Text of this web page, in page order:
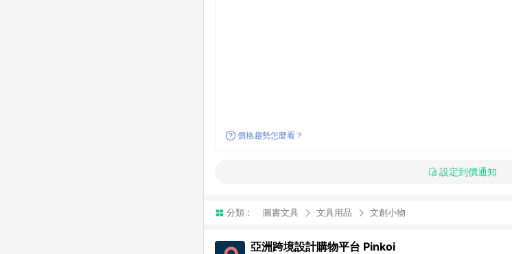
價格趨勢怎麼看？
設定到價通知
分類： 圖書文具 文具用品 文創小物
亞洲跨境設計購物平台 Pinkoi